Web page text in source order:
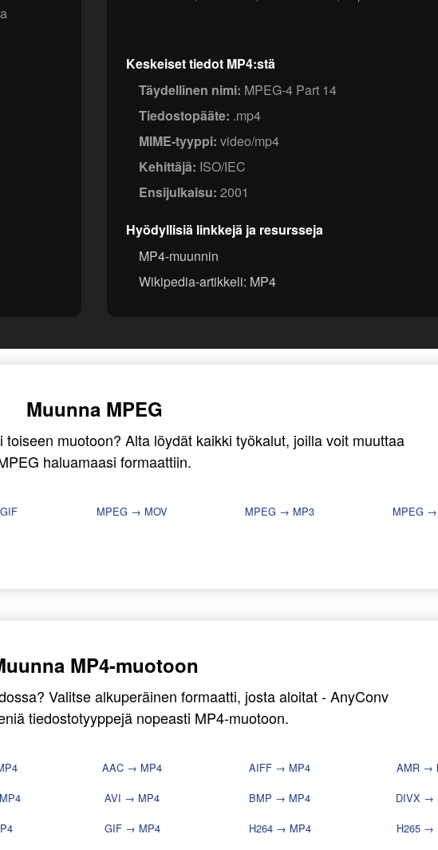
Keskeiset tiedot MP4:stä
Täydellinen nimi: MPEG-4 Part 14
Tiedostopääte: .mp4
MIME-tyyppi: video/mp4
Kehittäjä: ISO/IEC
Ensijulkaisu: 2001
Hyödyllisiä linkkejä ja resursseja
MP4-muunnin
Wikipedia-artikkeli: MP4
Muunna MPEG
muotoon? Alta löydät kaikki työkalut, joilla voit muuttaa
haluamaasi formaattiin.
MPEG → MOV MPEG → MP3
MPEG
MP4-muotoon
Valitse alkuperäinen formaatti, josta aloitat - AnyConv
tiedostotyyppejä nopeasti MP4-muotoon.
AAC → MP4 AIFF → MP4
AMR →
AVI → MP4 BMP → MP4
DIVX →
GIF → MP4 H264 → MP4
H265 →